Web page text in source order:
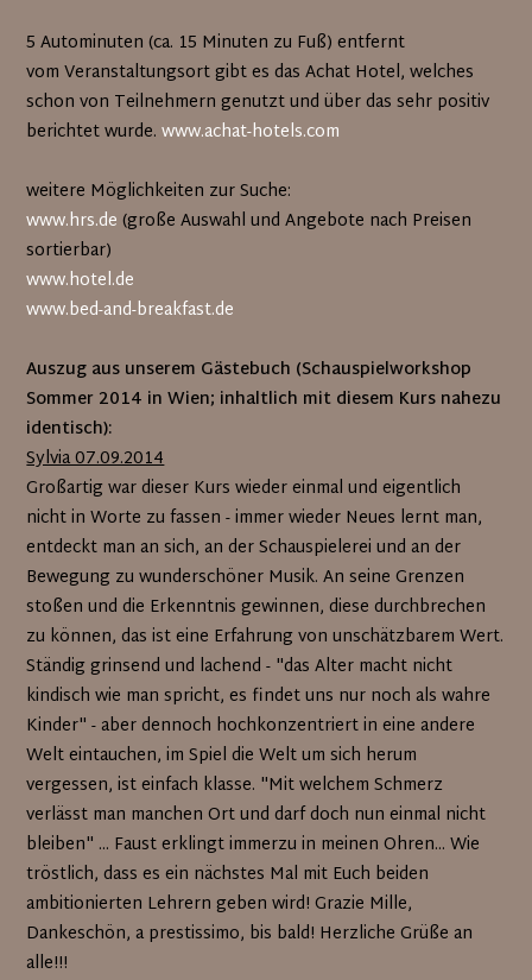
5 Autominuten (ca. 15 Minuten zu Fuß) entfernt
vom Veranstaltungsort gibt es das Achat Hotel, welches
schon von Teilnehmern genutzt und über das sehr positiv
berichtet wurde.www.achat-hotels.com
weitere Möglichkeiten zur Suche:
www.hrs.de (große Auswahl und Angebote nach Preisen
sortierbar)
www.hotel.de
www.bed-and-breakfast.de
Auszug aus unserem Gästebuch (Schauspielworkshop
Sommer 2014 in Wien; inhaltlich mit diesem Kurs nahezu
identisch):
Sylvia 07.09.2014
Großartig war dieser Kurs wieder einmal und eigentlich
nicht in Worte zu fassen - immer wieder Neues lernt man,
entdeckt man an sich, an der Schauspielerei und an der
Bewegung zu wunderschöner Musik. An seine Grenzen
stoßen und die Erkenntnis gewinnen, diese durchbrechen
zu können, das ist eine Erfahrung von unschätzbarem Wert.
Ständig grinsend und lachend - "das Alter macht nicht
kindisch wie man spricht, es findet uns nur noch als wahre
Kinder" - aber dennoch hochkonzentriert in eine andere
Welt eintauchen, im Spiel die Welt um sich herum
vergessen, ist einfach klasse. "Mit welchem Schmerz
verlässt man manchen Ort und darf doch nun einmal nicht
bleiben" ... Faust erklingt immerzu in meinen Ohren... Wie
tröstlich, dass es ein nächstes Mal mit Euch beiden
ambitionierten Lehrern geben wird! Grazie Mille,
Dankeschön, a prestissimo, bis bald! Herzliche Grüße an
alle!!!